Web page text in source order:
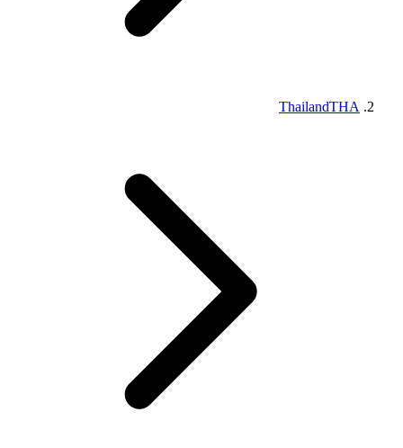
ThailandTHA